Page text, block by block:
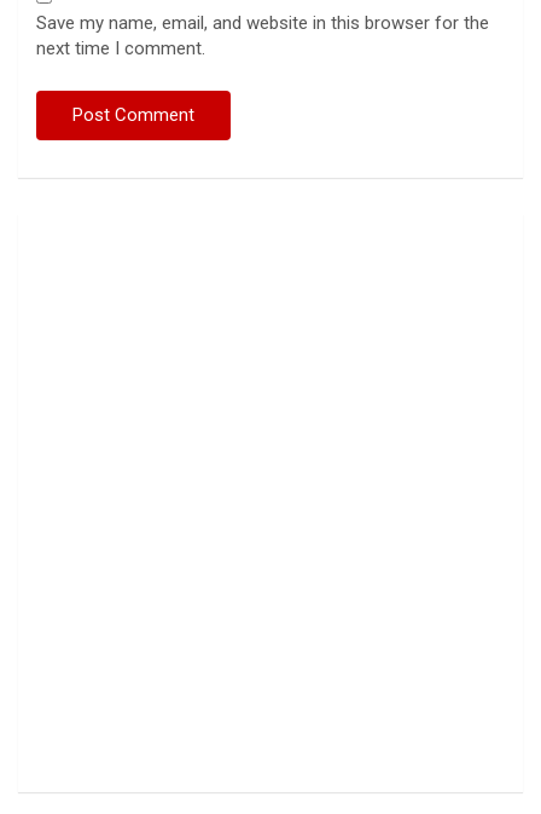
Save my name, email, and website in this browser for the
next time I comment.